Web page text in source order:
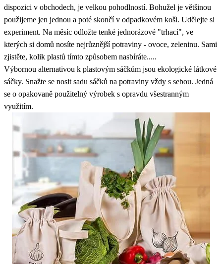
dispozici v obchodech, je velkou pohodlností. Bohužel je většinou
použijeme jen jednou a poté skončí v odpadkovém koši. Udělejte si
experiment. Na měsíc odložte tenké jednorázové "trhací", ve
kterých si domů nosíte nejrůznější potraviny - ovoce, zeleninu. Sami
zjistěte, kolik plastů tímto způsobem nasbíráte.....
Výbornou alternativou k plastovým sáčkům jsou ekologické látkové
sáčky. Snažte se nosit sadu sáčků na potraviny vždy s sebou. Jedná
se o opakovaně použitelný výrobek s opravdu všestranným
využitím.